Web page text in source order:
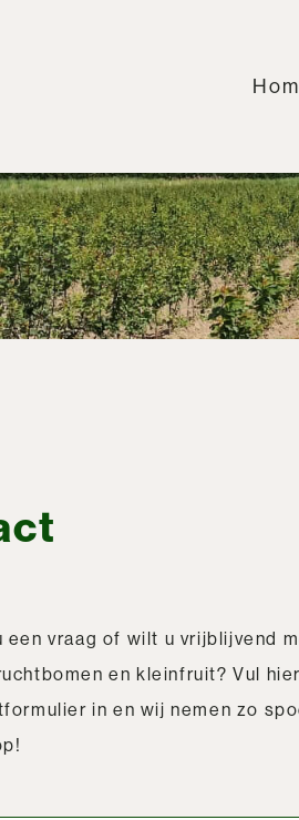
een vraag of wilt u vrijblijvend
en kleinfruit? Vul
in en wij nemen zo